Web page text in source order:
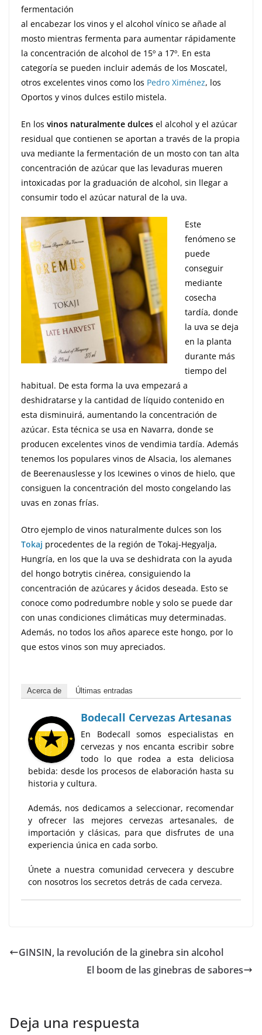
fermentación
al encabezar los vinos y el alcohol vínico se añade al
mosto mientras fermenta para aumentar rápidamente
la concentración de alcohol de 15º a 17º. En esta
categoría se pueden incluir además de los Moscatel,
otros excelentes vinos como los Pedro Ximénez, los
Oportos y vinos dulces estilo mistela.
En los vinos naturalmente dulces el alcohol y el azúcar
residual que contienen se aportan a través de la propia
uva mediante la fermentación de un mosto con tan alta
concentración de azúcar que las levaduras mueren
intoxicadas por la graduación de alcohol, sin llegar a
consumir todo el azúcar natural de la uva.
Este
fenómeno se
puede
conseguir
mediante
cosecha
tardía, donde
la uva se deja
en la planta
durante más
tiempo del
habitual. De esta forma la uva empezará a
deshidratarse y la cantidad de líquido contenido en
esta disminuirá, aumentando la concentración de
azúcar. Esta técnica se usa en Navarra, donde se
producen excelentes vinos de vendimia tardía. Además
tenemos los populares vinos de Alsacia, los alemanes
de Beerenauslesse y los Icewines o vinos de hielo, que
consiguen la concentración del mosto congelando las
uvas en zonas frías.
Otro ejemplo de vinos naturalmente dulces son los
Tokaj procedentes de la región de Tokaj-Hegyalja,
Hungría, en los que la uva se deshidrata con la ayuda
del hongo botrytis cinérea, consiguiendo la
concentración de azúcares y ácidos deseada. Esto se
conoce como podredumbre noble y solo se puede dar
con unas condiciones climáticas muy determinadas.
Además, no todos los años aparece este hongo, por lo
que estos vinos son muy apreciados.
Acerca de Últimas entradas
Bodecall Cervezas Artesanas
En Bodecall somos especialistas en
cervezas y nos encanta escribir sobre
todo lo que rodea a esta deliciosa
bebida: desde los procesos de elaboración hasta su
historia y cultura.
Además, nos dedicamos a seleccionar, recomendar
y ofrecer las mejores cervezas artesanales, de
importación y clásicas, para que disfrutes de una
experiencia única en cada sorbo.
Únete a nuestra comunidad cervecera y descubre
con nosotros los secretos detrás de cada cerveza.
GINSIN, la revolución de la ginebra sin alcohol
El boom de las ginebras de sabores
Deja una respuesta